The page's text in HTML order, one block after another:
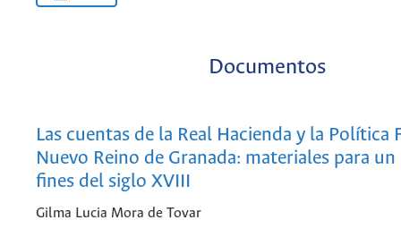
Documentos
Las cuentas de la Real Hacienda y la Política
Nuevo Reino de Granada: materiales para
fines del siglo XVIII
Gilma Lucia Mora de Tovar